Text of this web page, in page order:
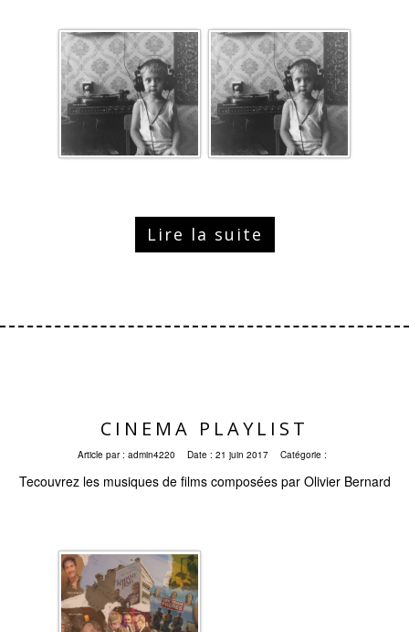
Lire la suite
CINEMA PLAYLIST
Article par : admin4220 Date : 21 juin 2017 Catégorie :
Tecouvrez les musiques de films composées par Olivier Bernard